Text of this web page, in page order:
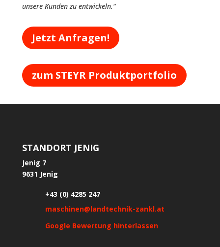
unsere Kunden zu entwickeln.“
Jetzt Anfragen!
zum STEYR Produktportfolio
STANDORT JENIG
Jenig 7
9631 Jenig
+43 (0) 4285 247
maschinen@landtechnik-zankl.at
Google Bewertung hinterlassen